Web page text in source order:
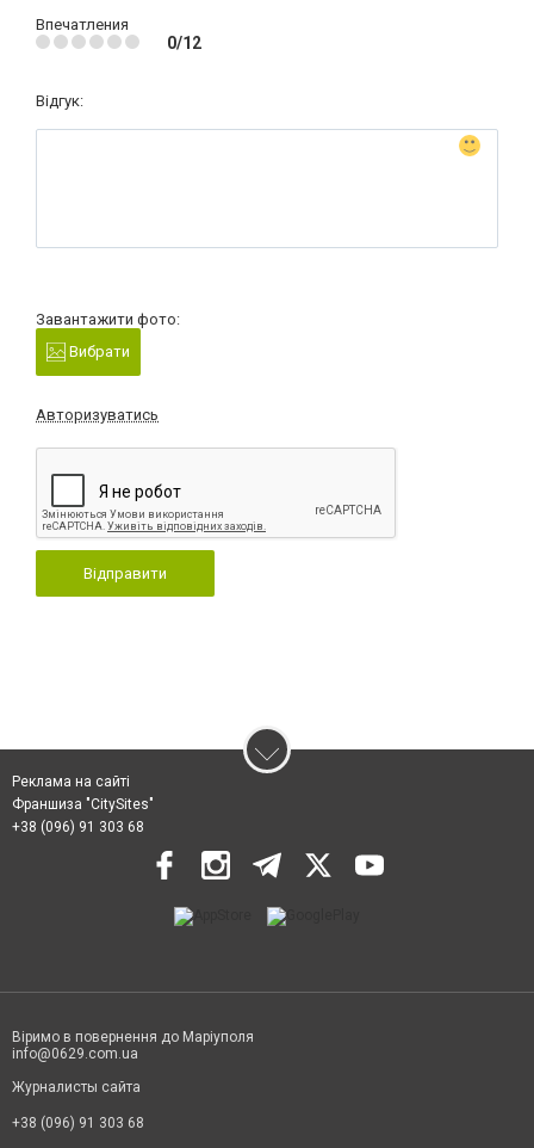
Впечатления
0/12
Відгук:
Завантажити фото:
Вибрати
Авторизуватись
Відправити
Реклама на сайті
Франшиза "CitySites"
+38 (096) 91 303 68
Віримо в повернення до Маріуполя
info@0629.com.ua
Журналисты сайта
+38 (096) 91 303 68